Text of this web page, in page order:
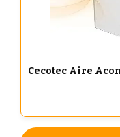
Cecotec Aire